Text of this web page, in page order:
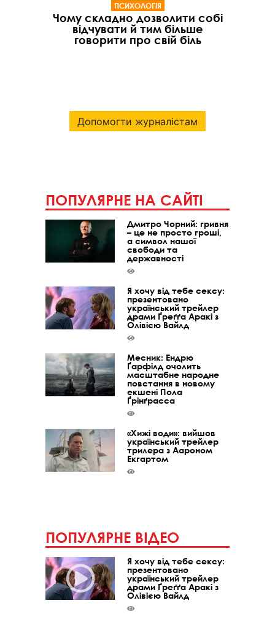
ПСИХОЛОГІЯ
Чому складно дозволити собі
відчувати й тим більше
говорити про свій біль
Допомогти журналістам
ПОПУЛЯРНЕ НА САЙТІ
Дмитро Чорний: гривня
– це не просто гроші,
а символ нашої
свободи та
державності
Я хочу від тебе сексу:
презентовано
український трейлер
драми Ґреґґа Аракі з
Олівією Вайлд
Месник: Ендрю
Ґарфілд очолить
масштабне народне
повстання в новому
екшені Пола
Ґрінґрасса
«Хижі води»: вийшов
український трейлер
трилера з Аароном
Екгартом
ПОПУЛЯРНЕ ВІДЕО
Я хочу від тебе сексу:
презентовано
український трейлер
драми Ґреґґа Аракі з
Олівією Вайлд